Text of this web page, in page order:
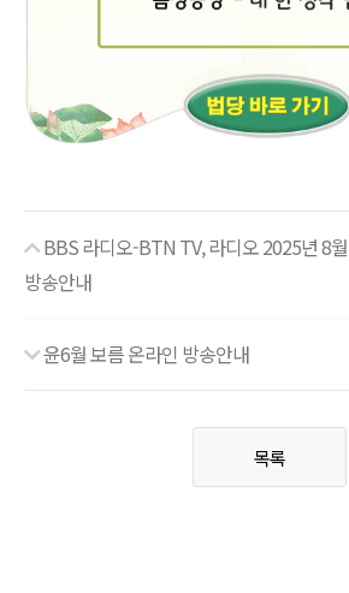
BBS 라디오-BTN TV, 라디오 2025년 8
방송안내
윤6월 보름 온라인 방송안내
목록